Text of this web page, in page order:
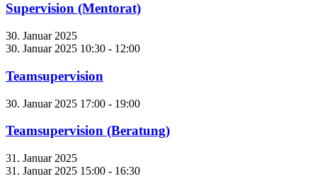
Supervision (Mentorat)
30. Januar 2025
30. Januar 2025 10:30 - 12:00
Teamsupervision
30. Januar 2025 17:00 - 19:00
Teamsupervision (Beratung)
31. Januar 2025
31. Januar 2025 15:00 - 16:30